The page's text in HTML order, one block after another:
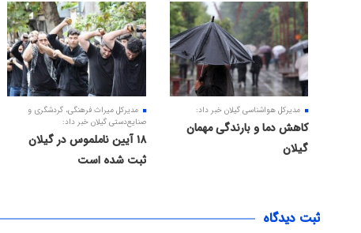
مدیرکل هواشناسی گیلان خبر داد:
کاهش دما و بارندگی مهمان
گیلان
مدیرکل میراث فرهنگی، گردشگری و
صنایع‌دستی گیلان خبر داد:
۱۸ آیین ناملموس در گیلان
ثبت شده است
ثبت دیدگاه